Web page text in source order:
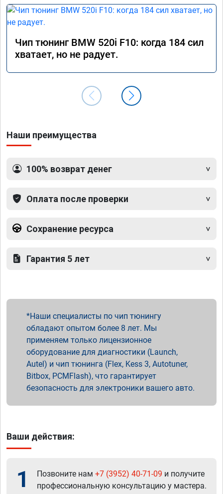
Чип тюнинг BMW 520i F10: когда 184 сил
хватает, но не радует.
Наши преимущества
100% возврат денег
Оплата после проверки
Сохранение ресурса
Гарантия 5 лет
Наши специалисты по чип тюнингу
обладают опытом более 8 лет. Мы
применяем только лицензионное
оборудование для диагностики (Launch,
Autel) и чип тюнинга (Flex, Kess 3, Autotuner,
Bitbox, PCMFlash), что гарантирует
безопасность для электроники вашего авто.
Ваши действия:
1 Позвоните нам +7 (3952) 40-71-09 и получите
профессиональную консультацию у мастера.